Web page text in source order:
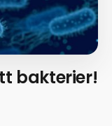
bakterier!